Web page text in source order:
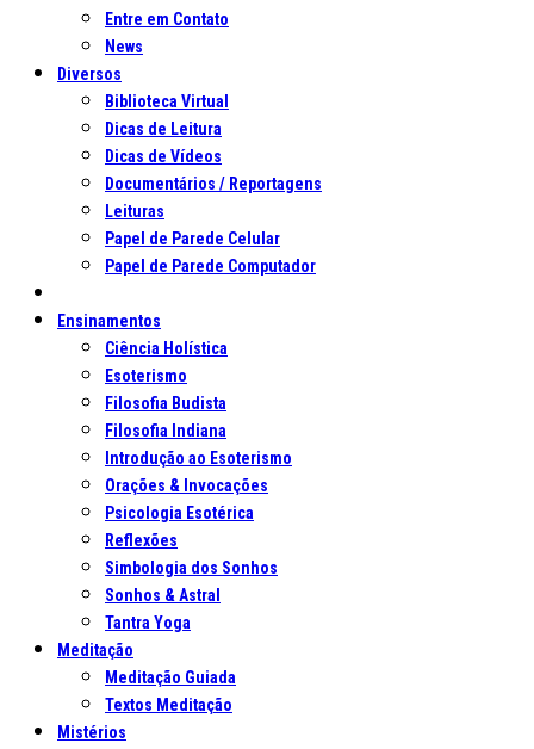
Entre em Contato
News
Diversos
Biblioteca Virtual
Dicas de Leitura
Dicas de Vídeos
Documentários / Reportagens
Leituras
Papel de Parede Celular
Papel de Parede Computador
Ensinamentos
Ciência Holística
Esoterismo
Filosofia Budista
Filosofia Indiana
Introdução ao Esoterismo
Orações & Invocações
Psicologia Esotérica
Reflexões
Simbologia dos Sonhos
Sonhos & Astral
Tantra Yoga
Meditação
Meditação Guiada
Textos Meditação
Mistérios